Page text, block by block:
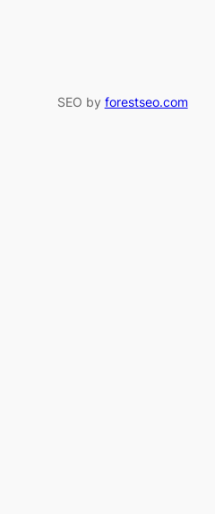
SEO by forestseo.com